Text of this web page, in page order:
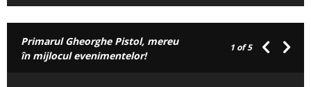
Primarul Gheorghe Pistol, mereu
în mijlocul evenimentelor!
1 of 5